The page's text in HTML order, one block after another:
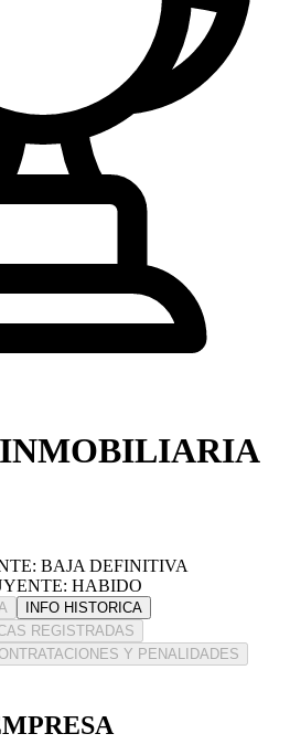
BAJA DEFINITIVA
HABIDO
INFO HISTORICA
REGISTRADAS
Y PENALIDADES